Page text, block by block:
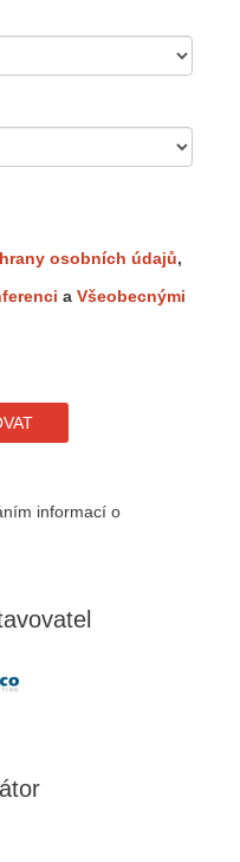
osobních údajů,
a Všeobecnými
informací o